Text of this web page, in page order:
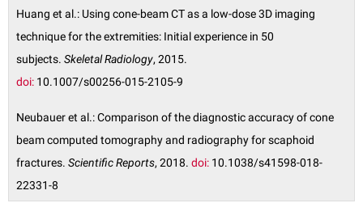
Huang et al.: Using cone-beam CT as a low-dose 3D imaging
technique for the extremities: Initial experience in 50
subjects. Skeletal Radiology, 2015.
doi: 10.1007/s00256-015-2105-9
Neubauer et al.: Comparison of the diagnostic accuracy of cone
beam computed tomography and radiography for scaphoid
fractures. Scientific Reports, 2018. doi: 10.1038/s41598-018-
22331-8